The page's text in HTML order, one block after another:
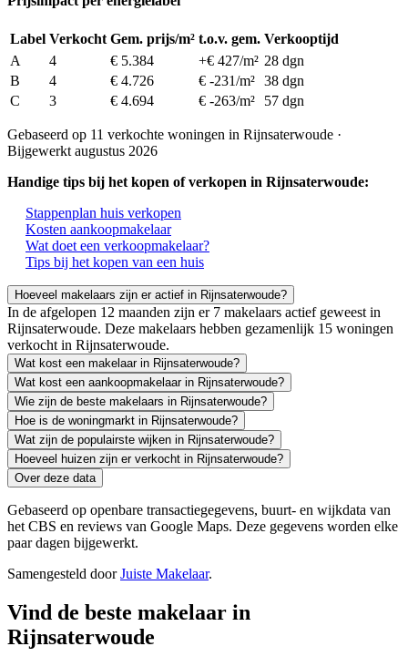
Label Verkocht Gem. prijs/m² t.o.v. gem. Verkooptijd
A
4 € 5.384 +€ 427/m² 28 dgn
B
4 € 4.726 € -231/m² 38 dgn
C
3 € 4.694 € -263/m² 57 dgn
Gebaseerd op 11 verkochte woningen in Rijnsaterwoude ·
Bijgewerkt augustus 2026
Handige tips bij het kopen of verkopen in Rijnsaterwoude:
Stappenplan huis verkopen
Kosten aankoopmakelaar
Wat doet een verkoopmakelaar?
Tips bij het kopen van een huis
Hoeveel makelaars zijn er actief in Rijnsaterwoude?
In de afgelopen 12 maanden zijn er 7 makelaars actief geweest in
Rijnsaterwoude. Deze makelaars hebben gezamenlijk 15 woningen
verkocht in Rijnsaterwoude.
Wat kost een makelaar in Rijnsaterwoude?
Wat kost een aankoopmakelaar in Rijnsaterwoude?
Wie zijn de beste makelaars in Rijnsaterwoude?
Hoe is de woningmarkt in Rijnsaterwoude?
Wat zijn de populairste wijken in Rijnsaterwoude?
Hoeveel huizen zijn er verkocht in Rijnsaterwoude?
Over deze data
Gebaseerd op openbare transactiegegevens, buurt- en wijkdata van
het CBS en reviews van Google Maps. Deze gegevens worden elke
paar dagen bijgewerkt.
Samengesteld doorJuiste Makelaar.
Vind de beste makelaar in
Rijnsaterwoude